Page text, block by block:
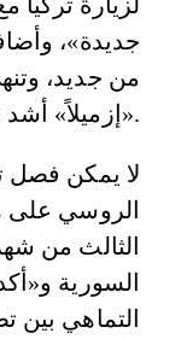
لزيارة
جديدة»،
من جديد،
«إزميلاً» أشد في محاولتها لكسر الحواجز النفسية السابقة الذكر.
لا يمكن فصل
الروسي على
الثالث من
السورية
التماهي بين